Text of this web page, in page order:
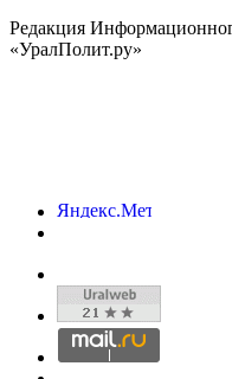
Редакция
«УралПолит.ру»